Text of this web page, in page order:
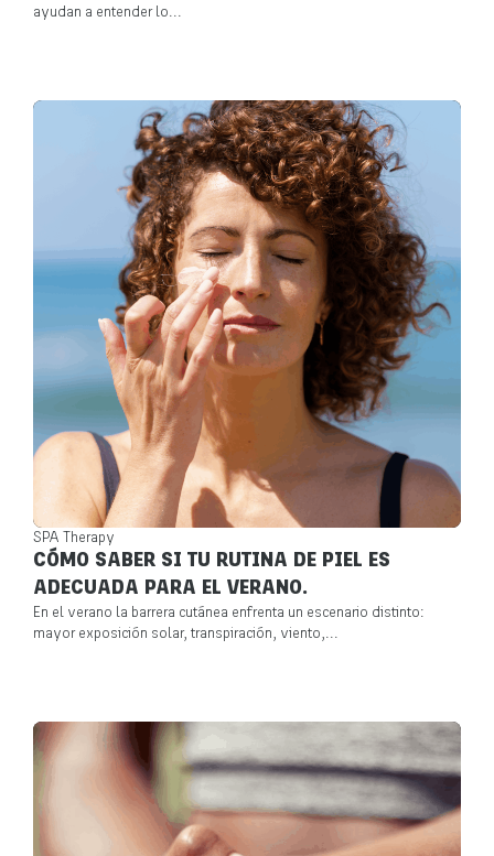
ayudan a entender lo...
SPA Therapy
CÓMO SABER SI TU RUTINA DE PIEL ES
ADECUADA PARA EL VERANO.
En el verano la barrera cutánea enfrenta un escenario distinto:
mayor exposición solar, transpiración, viento,...